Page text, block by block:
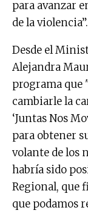
para avanzar
de la violencia”.
Desde el
Alejandra
programa que
cambiarle la
‘Juntas Nos
para obtener
volante de los
habría sido
Regional, que
que podamos